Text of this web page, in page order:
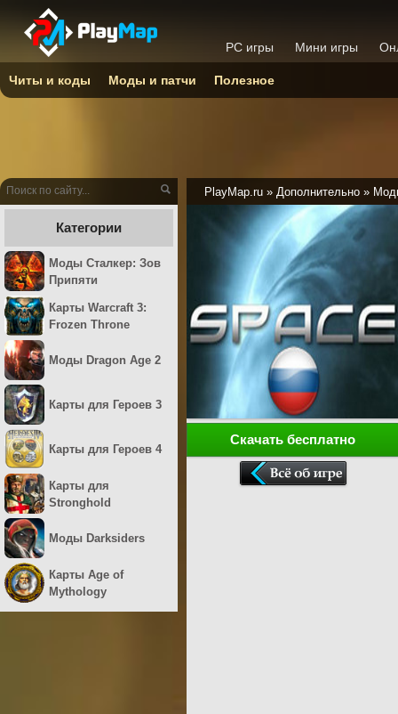
PlayMap.ru » Дополнительно »
Скачать бесплатно
Категории
Моды Сталкер: Зов
Припяти
Карты Warcraft 3:
Frozen Throne
Моды Dragon Age 2
Карты для Героев 3
Карты для Героев 4
Карты для
Stronghold
Моды Darksiders
Карты Age of
Mythology
PC игры Мини игры
Читы и коды Моды и патчи Полезное